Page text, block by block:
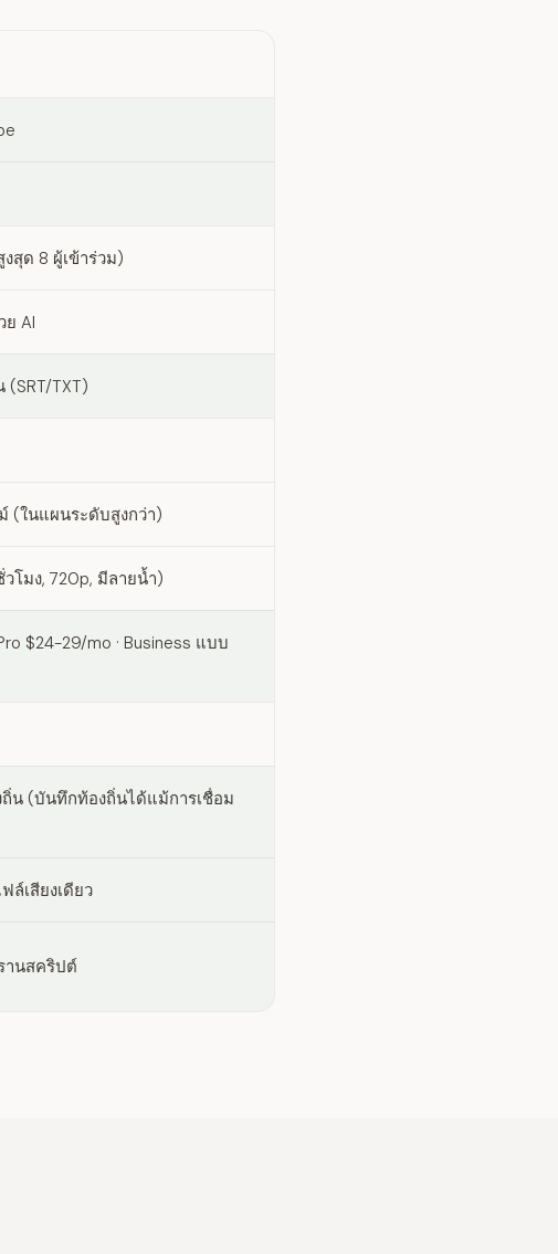
สุด 8 ผู้เข้าร่วม)
AI
TXT)
(ในแผนระดับสูงกว่า)
โมง, 720p, มีลายน้ำ)
$24-29/mo · Business แบบ
น (บันทึกท้องถิ่นได้แม้การเชื่อม
ล์เสียงเดียว
านสคริปต์